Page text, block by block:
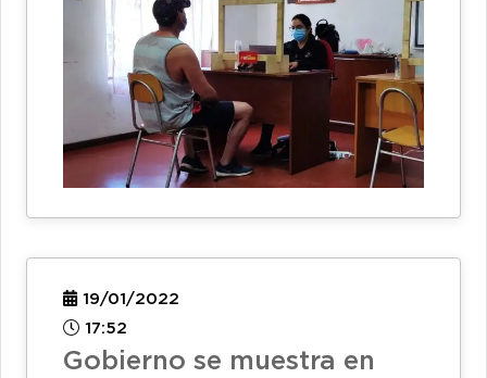
19/01/2022
17:52
Gobierno se muestra en